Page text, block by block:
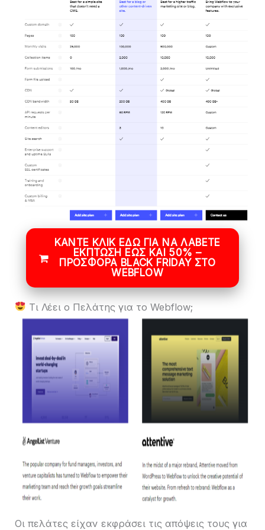
ΚΆΝΤΕ ΚΛΙΚ ΕΔΏ ΓΙΑ ΝΑ ΛΆΒΕΤΕ
ΈΚΠΤΩΣΗ ΈΩΣ ΚΑΙ 50% –
ΠΡΟΣΦΟΡΆ BLACK FRIDAY ΣΤΟ
WEBFLOW
Τι Λέει ο Πελάτης για το Webflow;
Οι πελάτες είχαν εκφράσει τις απόψεις τους για